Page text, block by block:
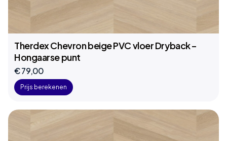
Therdex Chevron beige PVC vloer Dryback –
Hongaarse punt
€ 79,00
Prijs berekenen